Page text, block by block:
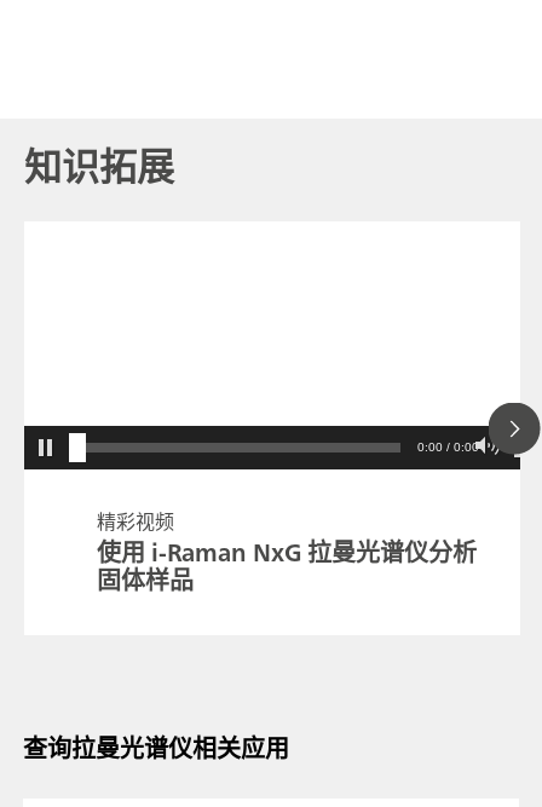
知识拓展
0:00 / 0:00
精彩视频
使用 i-Raman NxG 拉曼光谱仪分析
固体样品
查询拉曼光谱仪相关应用